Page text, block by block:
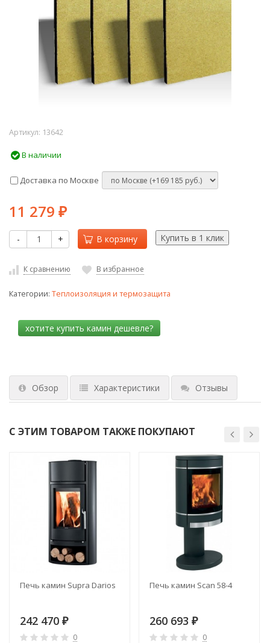
Артикул: 13642
В наличии
Доставка по Москве
11 279 ₽
- + В корзину
К сравнению В избранное
Категории: Теплоизоляция и термозащита
Обзор Характеристики Отзывы
С ЭТИМ ТОВАРОМ ТАКЖЕ ПОКУПАЮТ
Печь камин Supra Darios
242 470 ₽
0
Печь камин Scan 58-4
260 693 ₽
0